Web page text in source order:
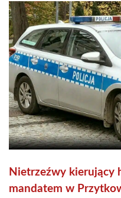
Nietrzeźwy kierujący
mandatem w